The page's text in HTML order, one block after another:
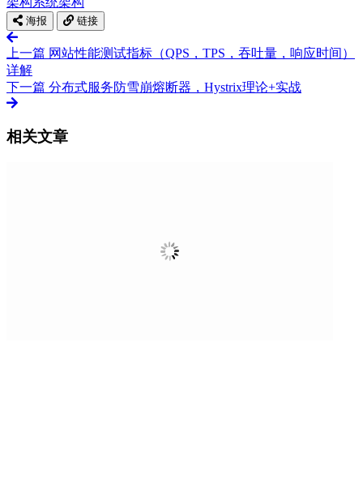
海报 链接
上一篇 网站性能测试指标（QPS，TPS，吞吐量，响应时间）
详解
下一篇 分布式服务防雪崩熔断器，Hystrix理论+实战
相关文章